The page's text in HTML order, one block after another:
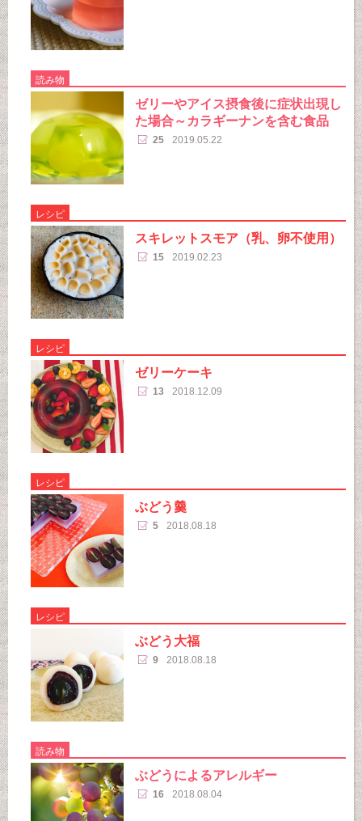
読み物
ゼリーやアイス摂食後に症状出現し
た場合～カラギーナンを含む食品
25 2019.05.22
レシピ
スキレットスモア（乳、卵不使用）
15 2019.02.23
レシピ
ゼリーケーキ
13 2018.12.09
レシピ
ぶどう羹
5 2018.08.18
レシピ
ぶどう大福
9 2018.08.18
読み物
ぶどうによるアレルギー
16 2018.08.04